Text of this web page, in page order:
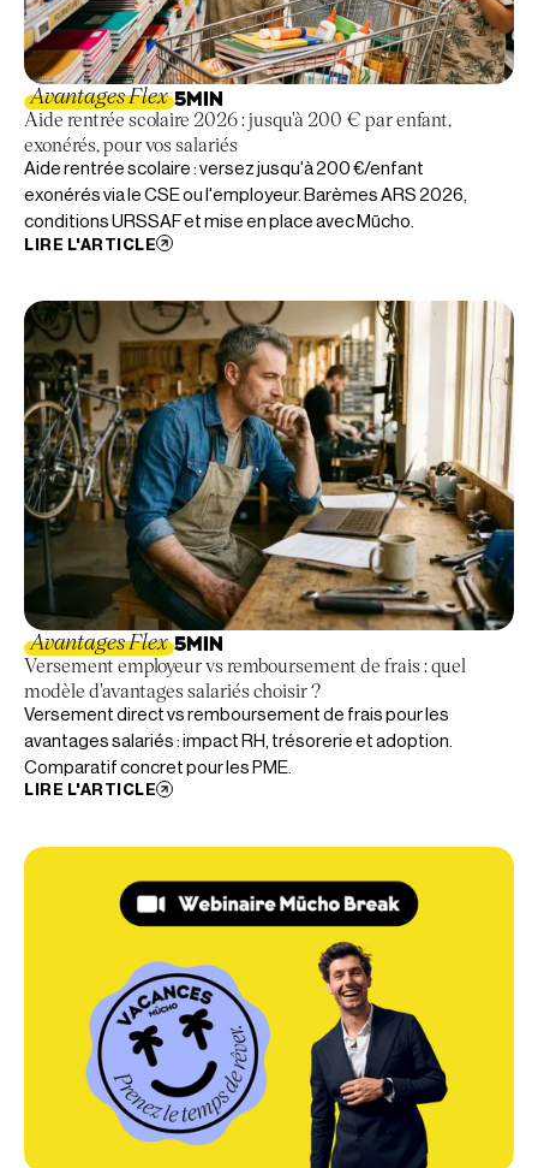
Avantages Flex 5MIN
Aide rentrée scolaire 2026 : jusqu'à 200 € par enfant,
exonérés, pour vos salariés
Aide rentrée scolaire : versez jusqu'à 200 €/enfant
exonérés via le CSE ou l'employeur. Barèmes ARS 2026,
conditions URSSAF et mise en place avec Mūcho.
LIRE L'ARTICLE
Avantages Flex 5MIN
Versement employeur vs remboursement de frais : quel
modèle d'avantages salariés choisir ?
Versement direct vs remboursement de frais pour les
avantages salariés : impact RH, trésorerie et adoption.
Comparatif concret pour les PME.
LIRE L'ARTICLE